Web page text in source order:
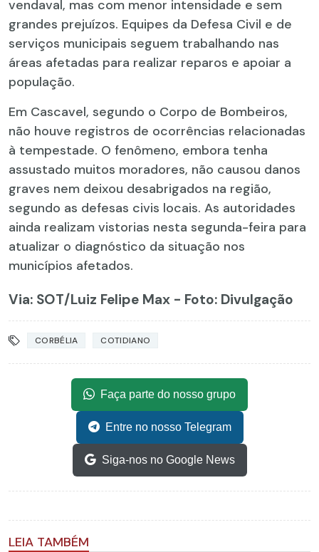
vendaval, mas com menor intensidade e sem
grandes prejuízos. Equipes da Defesa Civil e de
serviços municipais seguem trabalhando nas
áreas afetadas para realizar reparos e apoiar a
população.
Em Cascavel, segundo o Corpo de Bombeiros,
não houve registros de ocorrências relacionadas
à tempestade. O fenômeno, embora tenha
assustado muitos moradores, não causou danos
graves nem deixou desabrigados na região,
segundo as defesas civis locais. As autoridades
ainda realizam vistorias nesta segunda-feira para
atualizar o diagnóstico da situação nos
municípios afetados.
Via: SOT/Luiz Felipe Max - Foto: Divulgação
CORBÉLIA COTIDIANO
Faça parte do nosso grupo
Entre no nosso Telegram
Siga-nos no Google News
LEIA TAMBÉM